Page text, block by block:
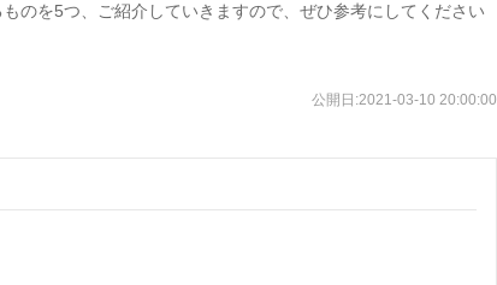
のを5つ、ご紹介していきますので、ぜひ参考にしてください
公開日:2021-03-10 20:00:00